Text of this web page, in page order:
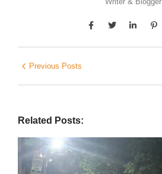
Previous Posts
Related Posts: